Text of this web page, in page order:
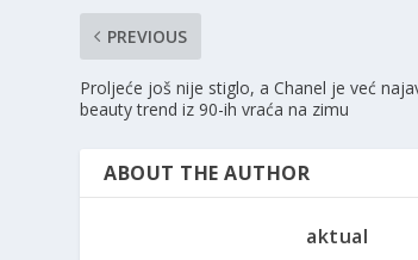
PREVIOUS
Proljeće još nije stiglo, a Chanel je već
beauty trend iz 90-ih vraća na zimu
ABOUT THE AUTHOR
aktual